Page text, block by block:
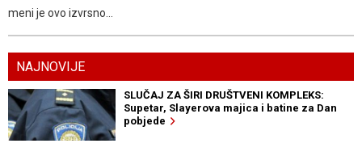
meni je ovo izvrsno...
NAJNOVIJE
SLUČAJ ZA ŠIRI DRUŠTVENI KOMPLEKS:
Supetar, Slayerova majica i batine za Dan
pobjede